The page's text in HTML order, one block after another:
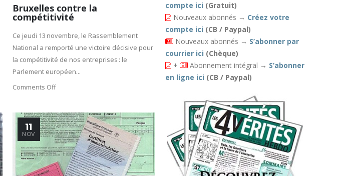
Bruxelles contre la
compétitivité
Ce jeudi 13 novembre, le Rassemblement
National a remporté une victoire décisive pour
la compétitivité de nos entreprises : le
Parlement européen...
Comments Off
11
NOV
compte ici (Gratuit)
Nouveaux abonnés → Créez votre
compte ici (CB / Paypal)
Nouveaux abonnés → S’abonner par
courrier ici (Chèque)
+
Abonnement intégral → S’abonner
en ligne ici (CB / Paypal)